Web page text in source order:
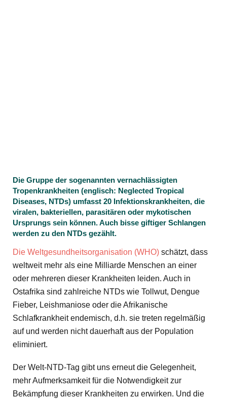
Die Gruppe der sogenannten vernachlässigten
Tropenkrankheiten (englisch: Neglected Tropical
Diseases, NTDs) umfasst 20 Infektionskrankheiten, die
viralen, bakteriellen, parasitären oder mykotischen
Ursprungs sein können. Auch bisse giftiger Schlangen
werden zu den NTDs gezählt.
Die Weltgesundheitsorganisation (WHO) schätzt, dass
weltweit mehr als eine Milliarde Menschen an einer
oder mehreren dieser Krankheiten leiden. Auch in
Ostafrika sind zahlreiche NTDs wie Tollwut, Dengue
Fieber, Leishmaniose oder die Afrikanische
Schlafkrankheit endemisch, d.h. sie treten regelmäßig
auf und werden nicht dauerhaft aus der Population
eliminiert.
Der Welt-NTD-Tag gibt uns erneut die Gelegenheit,
mehr Aufmerksamkeit für die Notwendigkeit zur
Bekämpfung dieser Krankheiten zu erwirken. Und die